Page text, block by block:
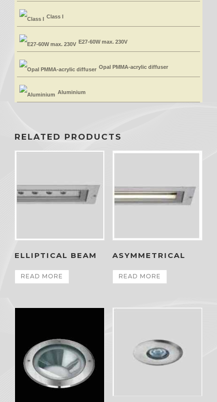
Class I
E27-60W max. 230V
Opal PMMA-acrylic diffuser
Aluminium
RELATED PRODUCTS
ELLIPTICAL BEAM
READ MORE
ASYMMETRICAL
READ MORE